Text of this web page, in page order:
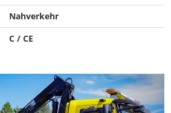
Nahverkehr
C / CE